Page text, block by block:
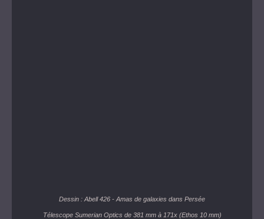
Dessin : Abell 426 - Amas de galaxies dans Persée
Télescope Sumerian Optics de 381 mm à 171x (Ethos 10 mm)